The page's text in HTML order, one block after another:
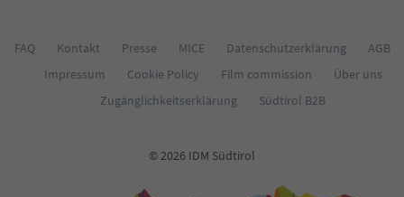
FAQ Kontakt Presse MICE Datenschutzerklärung
AGB
Impressum
Cookie Policy Film commission
Über uns
Zugänglichkeitserklärung
Südtirol B2B
© 2026 IDM Südtirol